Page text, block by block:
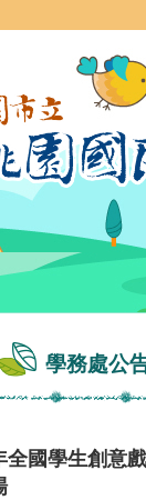
學務處公
全國學生創意